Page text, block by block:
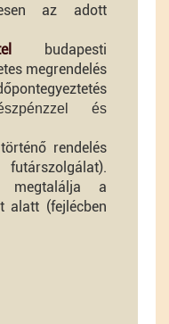
az adott
budapesti
megrendelés
és
történő rendelés
megtalálja a
alatt (fejlécben